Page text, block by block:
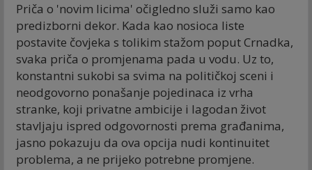
Priča o 'novim licima' očigledno služi samo kao
predizborni dekor. Kada kao nosioca liste
postavite čovjeka s tolikim stažom poput Crnadka,
svaka priča o promjenama pada u vodu. Uz to,
konstantni sukobi sa svima na političkoj sceni i
neodgovorno ponašanje pojedinaca iz vrha
stranke, koji privatne ambicije i lagodan život
stavljaju ispred odgovornosti prema građanima,
jasno pokazuju da ova opcija nudi kontinuitet
problema, a ne prijeko potrebne promjene.